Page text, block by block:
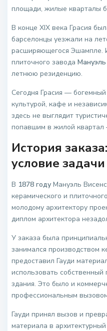
площади, жилые кварталы
В конце XIX века Грасия
барселонцы уезжали на
расширяющегося Эшампле.
плиточного завода
летнюю резиденцию.
Сегодня Грасия —
культурой, кафе и
здесь не выглядит
попавшим в жилой квартал
История
условие задачи
В 1878 году Мануэль
керамического и
молодому архитектору
диплом архитектора
У заказа была
занимался производством
предоставил Гауди
использовать собственный
здания. Это было и
профессиональным
Гауди принял вызов и
материала в